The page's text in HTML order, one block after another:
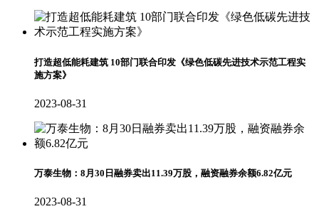
打造超低能耗建筑 10部门联合印发《绿色低碳先进技术示范工程实
施方案》
2023-08-31
万泰生物：8月30日融券卖出11.39万股，融资融券余额6.82亿元
2023-08-31